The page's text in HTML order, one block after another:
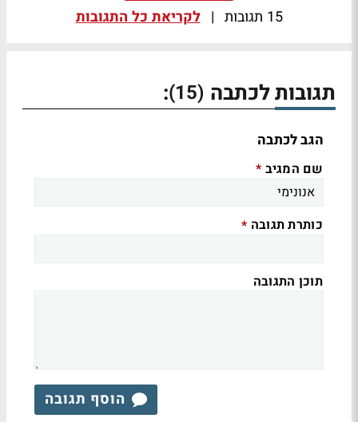
15 תגובות | לקריאת כל התגובות
תגובות לכתבה (15)
:
הגב לכתבה
שם המגיב *
כותרת תגובה *
תוכן התגובה
הוסף תגובה